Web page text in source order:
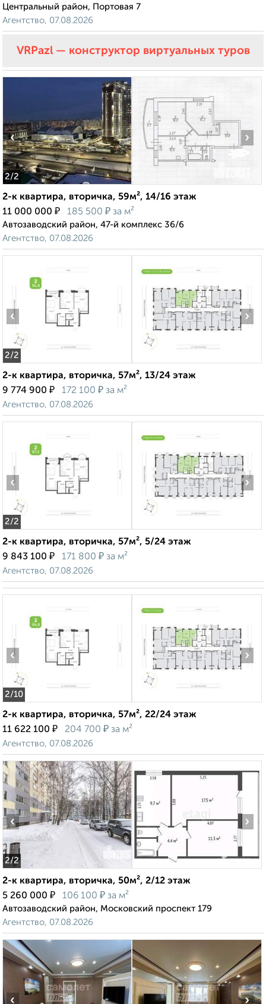
Центральный район, Портовая 7
Агентство, 07.08.2026
VRPazl — конструктор виртуальных туров
2/2
‹ ›
2-к квартира, вторичка, 59м², 14/16 этаж
11 000 000 ₽ 185 500 ₽ за м²
Автозаводский район, 47-й комплекс 36/6
Агентство, 07.08.2026
2/2
‹ ›
2-к квартира, вторичка, 57м², 13/24 этаж
9 774 900 ₽ 172 100 ₽ за м²
Агентство, 07.08.2026
2/2
‹ ›
2-к квартира, вторичка, 57м², 5/24 этаж
9 843 100 ₽ 171 800 ₽ за м²
Агентство, 07.08.2026
2/10
‹ ›
2-к квартира, вторичка, 57м², 22/24 этаж
11 622 100 ₽ 204 700 ₽ за м²
Агентство, 07.08.2026
2/2
‹ ›
2-к квартира, вторичка, 50м², 2/12 этаж
5 260 000 ₽ 106 100 ₽ за м²
Автозаводский район, Московский проспект 179
Агентство, 07.08.2026
‹ ›